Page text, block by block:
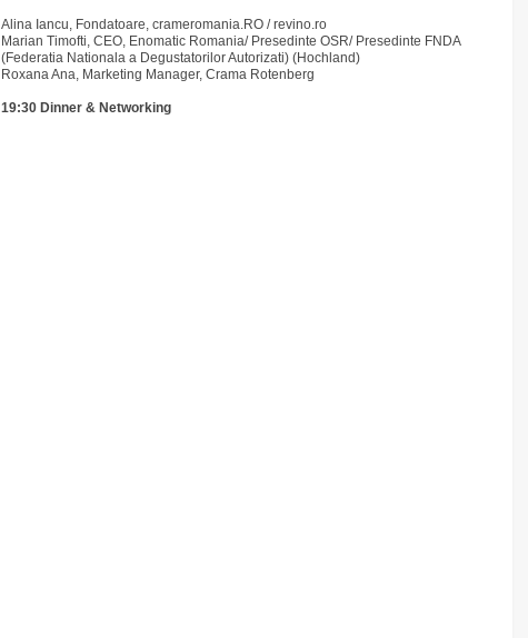
Alina Iancu, Fondatoare, crameromania.RO / revino.ro
Marian Timofti, CEO, Enomatic Romania/ Presedinte OSR/ Presedinte FNDA
(Federatia Nationala a Degustatorilor Autorizati) (Hochland)
Roxana Ana, Marketing Manager, Crama Rotenberg
19:30 Dinner & Networking